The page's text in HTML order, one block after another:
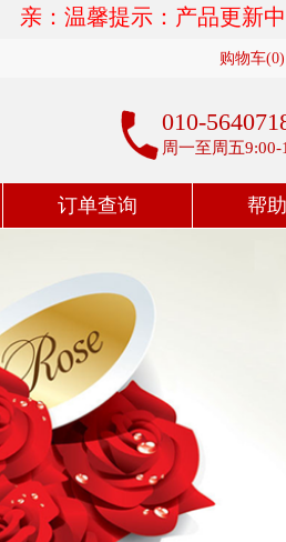
亲：温馨提示：产品更新中
购物车(0)
010-
周一至周五9:00-
订单查询 帮